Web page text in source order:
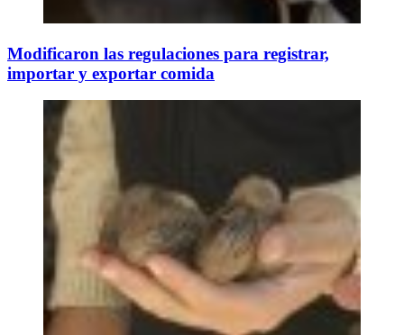
Modificaron las regulaciones para registrar,
importar y exportar comida